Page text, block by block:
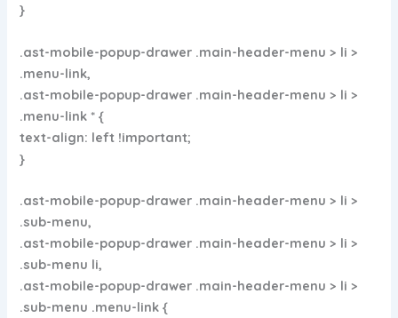
}
.ast-mobile-popup-drawer .main-header-menu > li >
.menu-link,
.ast-mobile-popup-drawer .main-header-menu > li >
.menu-link * {
text-align: left !important;
}
.ast-mobile-popup-drawer .main-header-menu > li >
.sub-menu,
.ast-mobile-popup-drawer .main-header-menu > li >
.sub-menu li,
.ast-mobile-popup-drawer .main-header-menu > li >
.sub-menu .menu-link {